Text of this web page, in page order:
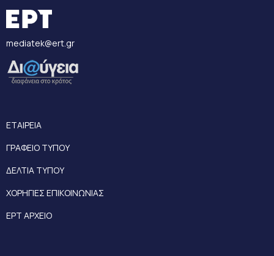
mediatek@ert.gr
ΕΤΑΙΡΕΙΑ
ΓΡΑΦΕΙΟ ΤΥΠΟΥ
ΔΕΛΤΙΑ ΤΥΠΟΥ
ΧΟΡΗΓΙΕΣ ΕΠΙΚΟΙΝΩΝΙΑΣ
ΕΡΤ ΑΡΧΕΙΟ